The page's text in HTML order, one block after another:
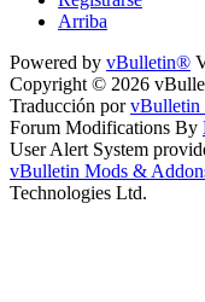
Arriba
Powered by vBulletin®
Copyright © 2026
Traducción porvBulletin
Forum Modifications By
User Alert System
vBulletin Mods &
Technologies Ltd.